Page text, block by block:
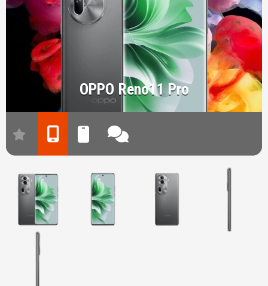
OPPO Reno11 Pro